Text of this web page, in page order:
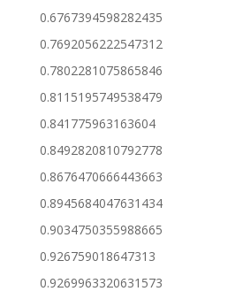
0.6767394598282435
0.7692056222547312
0.7802281075865846
0.8115195749538479
0.841775963163604
0.8492820810792778
0.8676470666443663
0.8945684047631434
0.9034750355988665
0.926759018647313
0.9269963320631573